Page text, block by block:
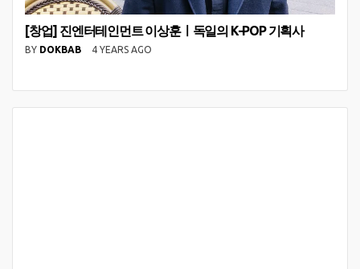
[창업] 진엔터테인먼트 이상훈ㅣ독일의 K-POP 기획사
BY DOKBAB 4 YEARS AGO